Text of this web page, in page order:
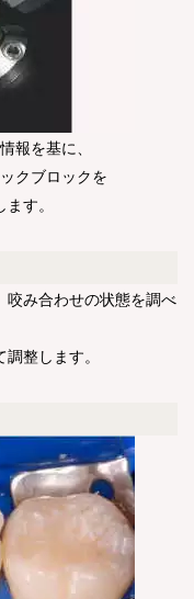
報を基に、
クブロックを
す。
咬み合わせの状態を調べ
整します。